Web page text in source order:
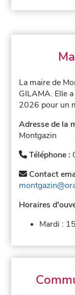
La maire de
GILAMA. Elle
2026 pour un
Adresse de la
Montgazin
Téléphone :
Contact
Horaires
Mardi :